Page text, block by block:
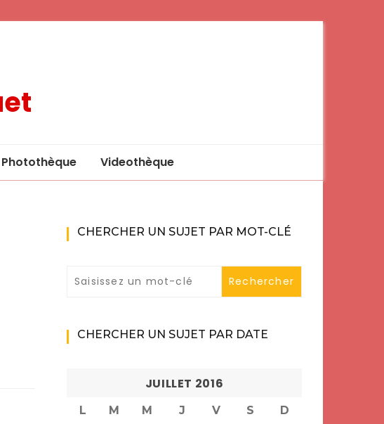
Photothèque Videothèque
CHERCHER UN SUJET PAR MOT-CLÉ
CHERCHER UN SUJET PAR DATE
JUILLET 2016
L M M J V S
D